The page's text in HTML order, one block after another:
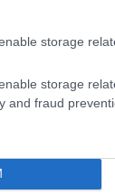
storage
storage
and fraud
legveszélyesebb
óceáni út